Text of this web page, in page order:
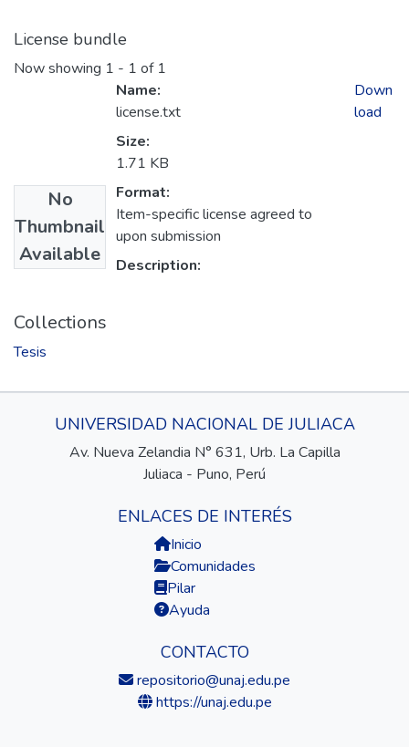
License bundle
Now showing 1 - 1 of 1
No
Thumbnail
Available
Name:
license.txt
Size:
1.71 KB
Format:
Item-specific license agreed to
upon submission
Description:
Down
load
Collections
Tesis
UNIVERSIDAD NACIONAL DE JULIACA
Av. Nueva Zelandia N° 631, Urb. La Capilla
Juliaca - Puno, Perú
ENLACES DE INTERÉS
Inicio
Comunidades
Pilar
Ayuda
CONTACTO
repositorio@unaj.edu.pe
https://unaj.edu.pe